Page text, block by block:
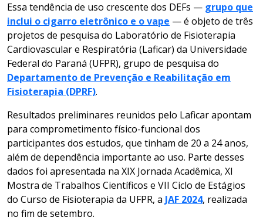
Essa tendência de uso crescente dos DEFs — grupo que
inclui o cigarro eletrônico e o vape — é objeto de três
projetos de pesquisa do Laboratório de Fisioterapia
Cardiovascular e Respiratória (Laficar) da Universidade
Federal do Paraná (UFPR), grupo de pesquisa do
Departamento de Prevenção e Reabilitação em
Fisioterapia (DPRF).
Resultados preliminares reunidos pelo Laficar apontam
para comprometimento físico-funcional dos
participantes dos estudos, que tinham de 20 a 24 anos,
além de dependência importante ao uso. Parte desses
dados foi apresentada na XIX Jornada Acadêmica, XI
Mostra de Trabalhos Científicos e VII Ciclo de Estágios
do Curso de Fisioterapia da UFPR, a JAF 2024, realizada
no fim de setembro.